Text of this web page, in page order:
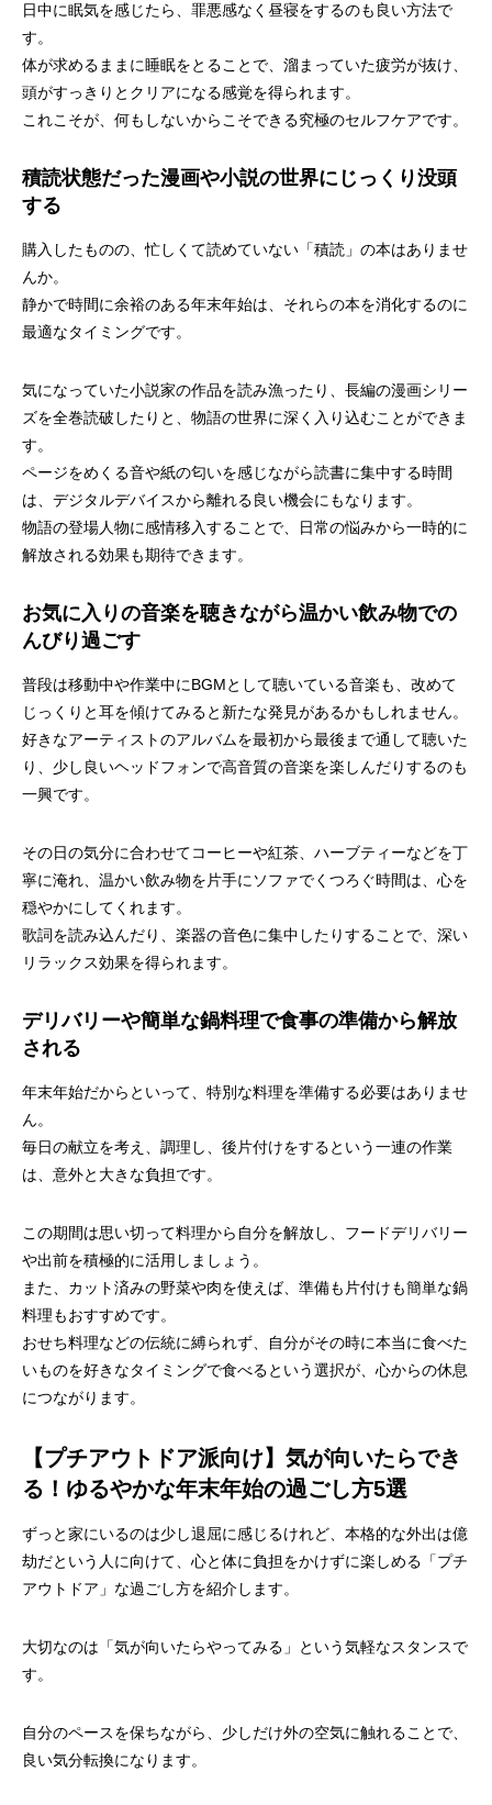
日中に眠気を感じたら、罪悪感なく昼寝をするのも良い方法で
す。
体が求めるままに睡眠をとることで、溜まっていた疲労が抜け、
頭がすっきりとクリアになる感覚を得られます。
これこそが、何もしないからこそできる究極のセルフケアです。
積読状態だった漫画や小説の世界にじっくり没頭
する
購入したものの、忙しくて読めていない「積読」の本はありませ
んか。
静かで時間に余裕のある年末年始は、それらの本を消化するのに
最適なタイミングです。
気になっていた小説家の作品を読み漁ったり、長編の漫画シリー
ズを全巻読破したりと、物語の世界に深く入り込むことができま
す。
ページをめくる音や紙の匂いを感じながら読書に集中する時間
は、デジタルデバイスから離れる良い機会にもなります。
物語の登場人物に感情移入することで、日常の悩みから一時的に
解放される効果も期待できます。
お気に入りの音楽を聴きながら温かい飲み物での
んびり過ごす
普段は移動中や作業中にBGMとして聴いている音楽も、改めて
じっくりと耳を傾けてみると新たな発見があるかもしれません。
好きなアーティストのアルバムを最初から最後まで通して聴いた
り、少し良いヘッドフォンで高音質の音楽を楽しんだりするのも
一興です。
その日の気分に合わせてコーヒーや紅茶、ハーブティーなどを丁
寧に淹れ、温かい飲み物を片手にソファでくつろぐ時間は、心を
穏やかにしてくれます。
歌詞を読み込んだり、楽器の音色に集中したりすることで、深い
リラックス効果を得られます。
デリバリーや簡単な鍋料理で食事の準備から解放
される
年末年始だからといって、特別な料理を準備する必要はありませ
ん。
毎日の献立を考え、調理し、後片付けをするという一連の作業
は、意外と大きな負担です。
この期間は思い切って料理から自分を解放し、フードデリバリー
や出前を積極的に活用しましょう。
また、カット済みの野菜や肉を使えば、準備も片付けも簡単な鍋
料理もおすすめです。
おせち料理などの伝統に縛られず、自分がその時に本当に食べた
いものを好きなタイミングで食べるという選択が、心からの休息
につながります。
【プチアウトドア派向け】気が向いたらでき
る！ゆるやかな年末年始の過ごし方5選
ずっと家にいるのは少し退屈に感じるけれど、本格的な外出は億
劫だという人に向けて、心と体に負担をかけずに楽しめる「プチ
アウトドア」な過ごし方を紹介します。
大切なのは「気が向いたらやってみる」という気軽なスタンスで
す。
自分のペースを保ちながら、少しだけ外の空気に触れることで、
良い気分転換になります。